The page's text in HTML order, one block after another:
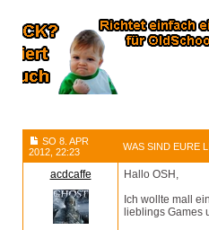
SO 8. APR
2012, 22:23
WAS SIND EURE
acdcaffe
Hallo OSH,
Ich wollte mall
lieblings Games